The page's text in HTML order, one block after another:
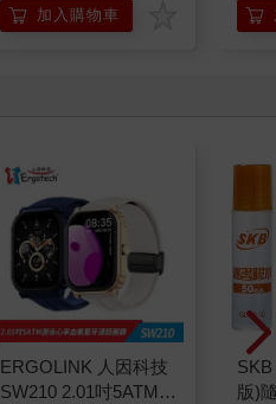
加入購物車
ERGOLINK 人因科技
SW210 2.01吋5ATM游
版)